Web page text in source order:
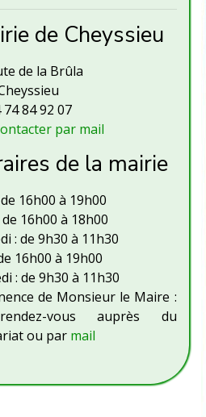
de Cheyssieu
de la Brûla
74 84 92 07
par mail
de la mairie
16h00 à 19h00
16h00 à 18h00
: de 9h30 à 11h30
16h00 à 19h00
: de 9h30 à 11h30
de Monsieur le Maire :
vous auprès du
ou par mail